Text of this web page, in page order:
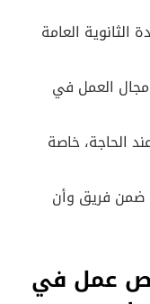
العامة
العمل في
الحاجة، خاصة
ضمن فريق وأن
عمل في